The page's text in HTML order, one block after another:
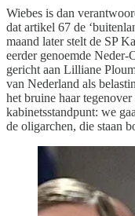
Wiebes is dan
dat artikel 67 de
maand later stelt de SP
eerder genoemde
gericht aan Lilliane
van Nederland als
het bruine haar
kabinetsstandpunt: we
de oligarchen, die staan